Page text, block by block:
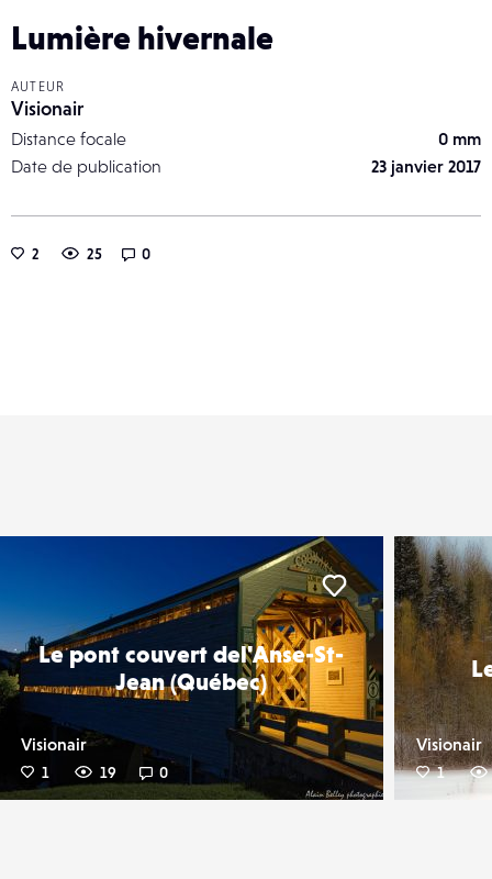
Lumière hivernale
AUTEUR
Visionair
Distance focale
0 mm
Date de publication
23 janvier 2017
2 25 0
Le pont couvert del'Anse-St-
Jean (Québec)
Visionair
1 19 0
Liker
Visionair
1